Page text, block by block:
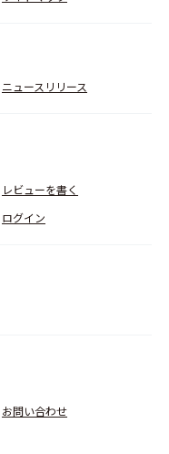
ニュースリリース
レビューを書く
ログイン
お問い合わせ